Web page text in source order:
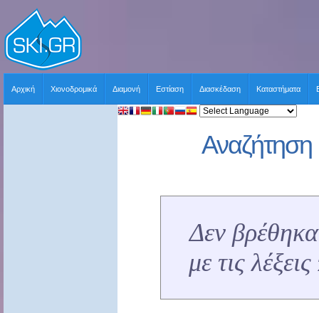
Αρχική Χιονοδρομικά Διαμονή Εστίαση Διασκέδαση Καταστήματα
Αναζήτηση
Δεν
με τις